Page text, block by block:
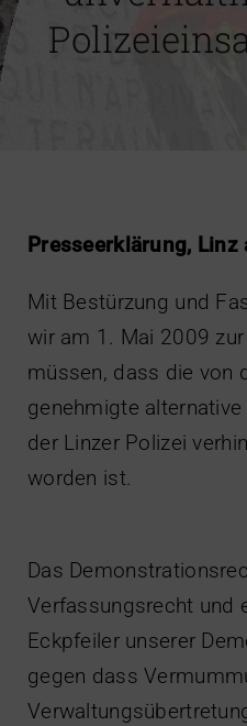
Impressum
Presseerklärung,
Mit Bestürzung und
wir am 1. Mai 2009
müssen, dass die von
genehmigte
der Linzer Polizei
worden ist.
Das
Verfassungsrecht und
Eckpfeiler unserer
gegen dass